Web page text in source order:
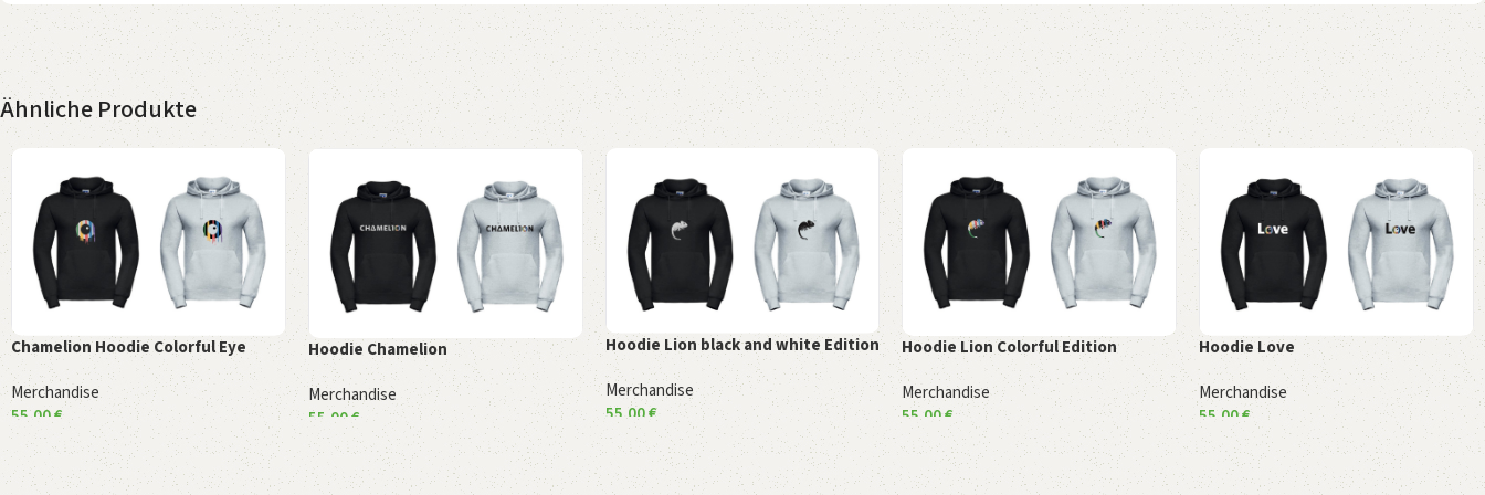
Ähnliche Produkte
Chamelion Hoodie Colorful Eye
Merchandise
55,00€
Ausführung wählen
Hoodie Chamelion
Merchandise
55,00€
Ausführung wählen
Hoodie Lion black and white Edition
Merchandise
55,00€
Ausführung wählen
Hoodie Lion Colorful Edition
Merchandise
55,00€
Ausführung wählen
Hoodie Love
Merchandise
55,00€
Ausführung wählen